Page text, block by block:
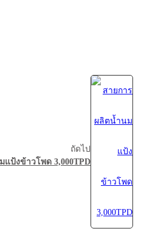
ถัดไป
ป้งข้าวโพด 3,000TPD